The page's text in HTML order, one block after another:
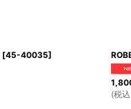
[45-40035]
(税込